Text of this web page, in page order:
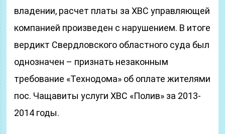
владении, расчет платы за ХВС управляющей
компанией произведен с нарушением. В итоге
вердикт Свердловского областного суда был
однозначен – признать незаконным
требование «Технодома» об оплате жителями
пос. Чащавиты услуги ХВС «Полив» за 2013-
2014 годы.